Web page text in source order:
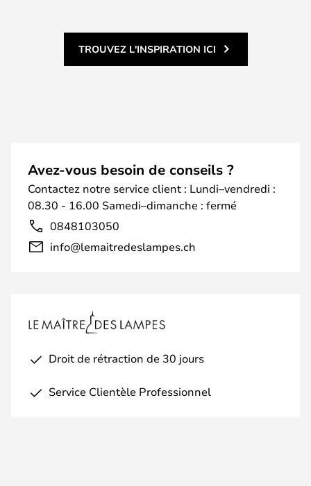
TROUVEZ L'INSPIRATION ICI
Avez-vous besoin de conseils ?
Contactez notre service client : Lundi–vendredi :
08.30 - 16.00 Samedi–dimanche : fermé
0848103050
info@lemaitredeslampes.ch
Droit de rétraction de 30 jours
Service Clientèle Professionnel